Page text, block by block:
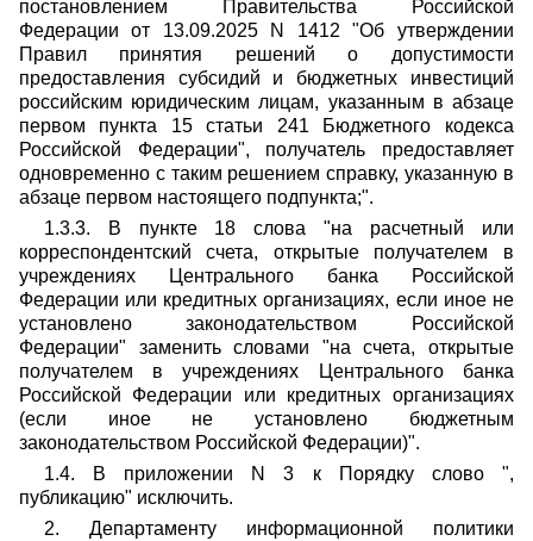
постановлением Правительства Российской
Федерации от 13.09.2025 N 1412 "Об утверждении
Правил принятия решений о допустимости
предоставления субсидий и бюджетных инвестиций
российским юридическим лицам, указанным в абзаце
первом пункта 15 статьи 241 Бюджетного кодекса
Российской Федерации", получатель предоставляет
одновременно с таким решением справку, указанную в
абзаце первом настоящего подпункта;".
1.3.3. В пункте 18 слова "на расчетный или
корреспондентский счета, открытые получателем в
учреждениях Центрального банка Российской
Федерации или кредитных организациях, если иное не
установлено законодательством Российской
Федерации" заменить словами "на счета, открытые
получателем в учреждениях Центрального банка
Российской Федерации или кредитных организациях
(если иное не установлено бюджетным
законодательством Российской Федерации)".
1.4. В приложении N 3 к Порядку слово ",
публикацию" исключить.
2. Департаменту информационной политики